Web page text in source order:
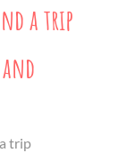
a trip
trip